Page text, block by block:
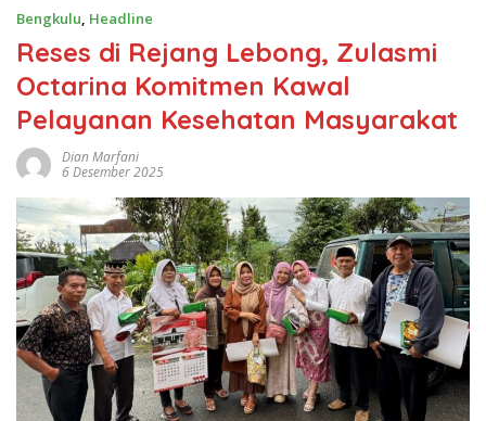
Bengkulu, Headline
Reses di Rejang Lebong, Zulasmi
Octarina Komitmen Kawal
Pelayanan Kesehatan Masyarakat
Dian Marfani
6 Desember 2025